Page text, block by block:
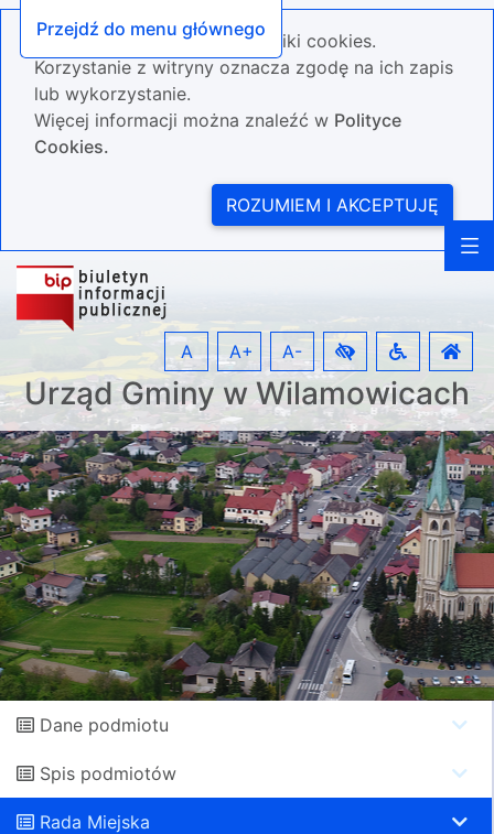
Przejdź do menu głównego
Nasza strona wykorzystuje pliki cookies.
Korzystanie z witryny oznacza zgodę na ich zapis
lub wykorzystanie.
Więcej informacji można znaleźć w Polityce
Cookies.
ROZUMIEM I AKCEPTUJĘ
Urząd Gminy w Wilamowicach
A A+ A-
Dane podmiotu
Spis podmiotów
Rada Miejska